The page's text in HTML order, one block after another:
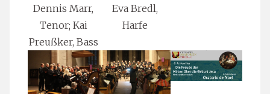
Dennis Marr,
Tenor; Kai
Preußker, Bass
Eva Bredl,
Harfe